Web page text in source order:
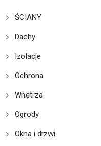
ŚCIANY
Dachy
Izolacje
Ochrona
Wnętrza
Ogrody
Okna i drzwi